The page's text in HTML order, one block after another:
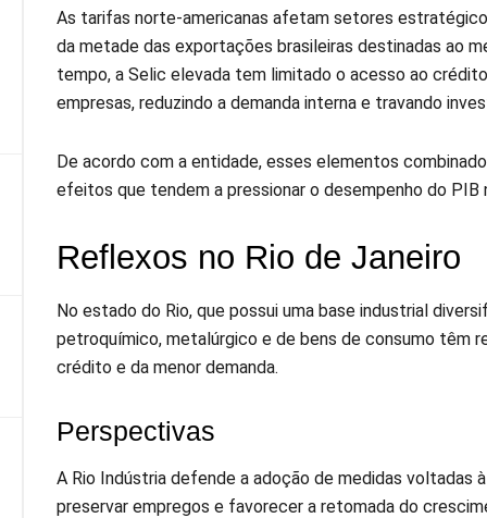
As tarifas norte-americanas afetam setores
da metade das exportações brasileiras destinadas ao
tempo, a Selic elevada tem limitado o acesso ao
empresas, reduzindo a demanda interna e travando
De acordo com a entidade, esses elementos
efeitos que tendem a pressionar o desempenho do PIB
Reflexos no Rio de Janeiro
No estado do Rio, que possui uma base industrial
petroquímico, metalúrgico e de bens de consumo têm
crédito e da menor demanda.
Perspectivas
A Rio Indústria defende a adoção de medidas
preservar empregos e favorecer a retomada do